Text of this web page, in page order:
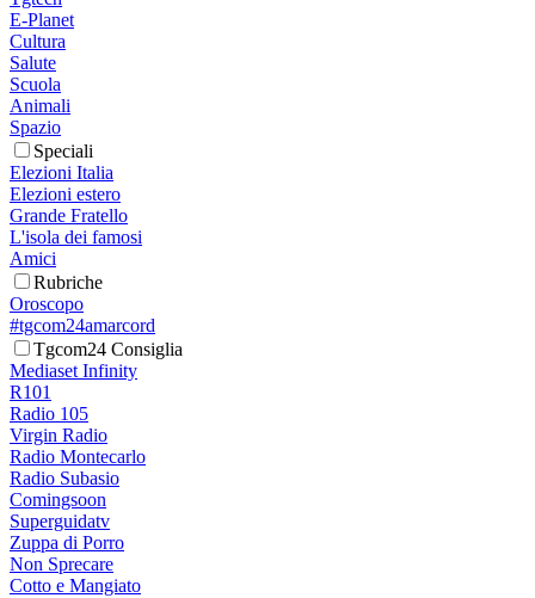
E-Planet
Cultura
Salute
Scuola
Animali
Spazio
Speciali
Elezioni Italia
Elezioni estero
Grande Fratello
L'isola dei famosi
Amici
Rubriche
Oroscopo
#tgcom24amarcord
Tgcom24 Consiglia
Mediaset Infinity
R101
Radio 105
Virgin Radio
Radio Montecarlo
Radio Subasio
Comingsoon
Superguidatv
Zuppa di Porro
Non Sprecare
Cotto e Mangiato